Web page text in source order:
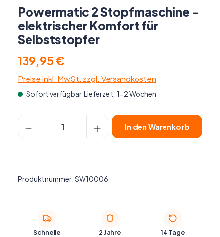
Powermatic 2 Stopfmaschine –
elektrischer Komfort für
Selbststopfer
139,95 €
Preise inkl. MwSt. zzgl. Versandkosten
Sofort verfügbar, Lieferzeit: 1-2 Wochen
Produkt Anzahl: Gib den gewünschten
In den Warenkorb
Produktnummer:SW10006
Schnelle
2 Jahre
14 Tage